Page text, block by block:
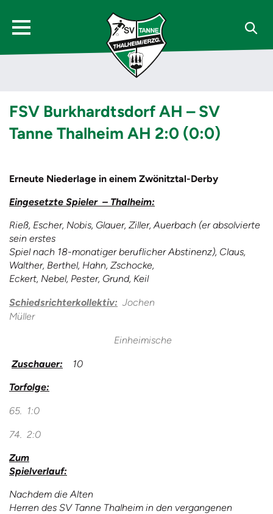
FSV Burkhardtsdorf AH – SV
Tanne Thalheim AH 2:0 (0:0)
Erneute Niederlage in einem Zwönitztal-Derby
Eingesetzte Spieler – Thalheim:
Rieß, Escher, Nobis, Glauer, Ziller, Auerbach (er absolvierte
sein erstes
Spiel nach 18-monatiger beruflicher Abstinenz), Claus,
Walther, Berthel, Hahn, Zschocke,
Eckert, Nebel, Pester, Grund, Keil
Schiedsrichterkollektiv: Jochen
Müller
Einheimische
Zuschauer:
10
Torfolge:
65. 1:0
74. 2:0
Zum
Spielverlauf:
Nachdem die Alten
Herren des SV Tanne Thalheim in den vergangenen